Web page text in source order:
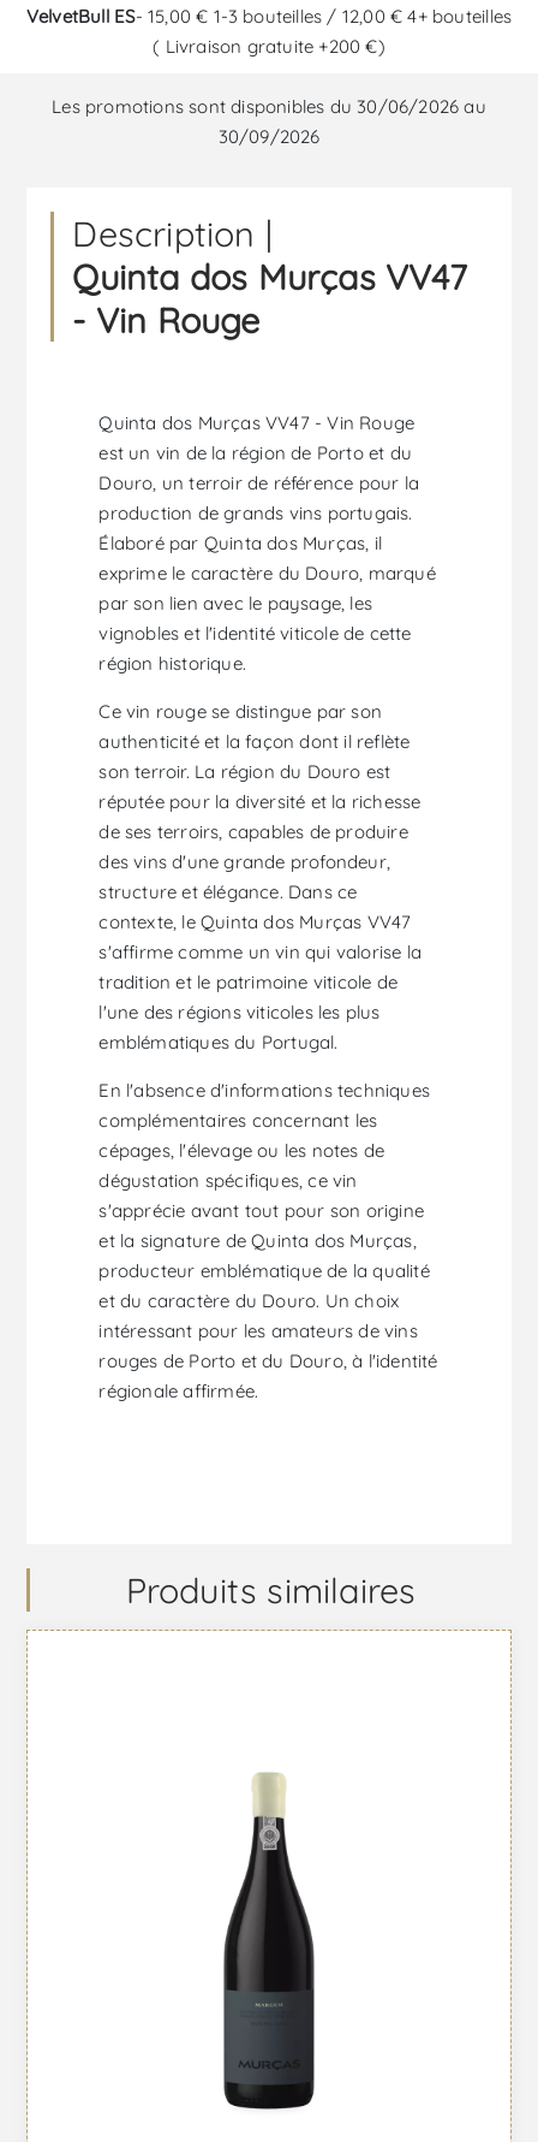
VelvetBull ES- 15,00 € 1-3 bouteilles / 12,00 € 4+ bouteilles
( Livraison gratuite +200 €)
Les promotions sont disponibles du 30/06/2026 au
30/09/2026
Description |
Quinta dos Murças VV47
- Vin Rouge
Quinta dos Murças VV47 - Vin Rouge
est un vin de la région de Porto et du
Douro, un terroir de référence pour la
production de grands vins portugais.
Élaboré par Quinta dos Murças, il
exprime le caractère du Douro, marqué
par son lien avec le paysage, les
vignobles et l'identité viticole de cette
région historique.
Ce vin rouge se distingue par son
authenticité et la façon dont il reflète
son terroir. La région du Douro est
réputée pour la diversité et la richesse
de ses terroirs, capables de produire
des vins d'une grande profondeur,
structure et élégance. Dans ce
contexte, le Quinta dos Murças VV47
s'affirme comme un vin qui valorise la
tradition et le patrimoine viticole de
l'une des régions viticoles les plus
emblématiques du Portugal.
En l'absence d'informations techniques
complémentaires concernant les
cépages, l'élevage ou les notes de
dégustation spécifiques, ce vin
s'apprécie avant tout pour son origine
et la signature de Quinta dos Murças,
producteur emblématique de la qualité
et du caractère du Douro. Un choix
intéressant pour les amateurs de vins
rouges de Porto et du Douro, à l'identité
régionale affirmée.
Produits similaires